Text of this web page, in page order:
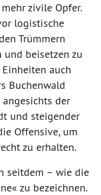
zivile Opfer.
logistische
Trümmern
und beisetzen zu
auch
Buchenwald
der
und steigender
Offensive, um
zu erhalten.
seitdem – wie die
zu bezeichnen.